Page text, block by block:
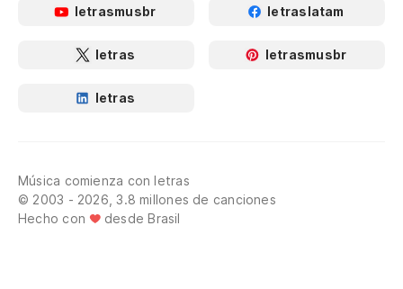
letrasmusbr letraslatam
letras letrasmusbr
letras
Música comienza con letras
© 2003 - 2026, 3.8 millones de canciones
Hecho con
desde Brasil